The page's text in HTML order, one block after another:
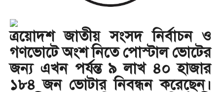
ত্রয়োদশ জাতীয় সংসদ নির্বাচন ও
গণভোটে অংশ নিতে পোস্টাল ভোটের
জন্য এখন পর্যন্ত ৯ লাখ ৪০ হাজার
১৮৪ জন ভোটার নিবন্ধন করেছেন।